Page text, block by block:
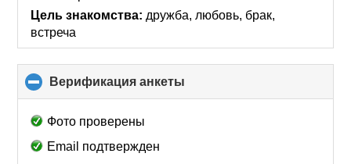
Цель знакомства: дружба, любовь, брак,
встреча
Верификация анкеты
to
Фото проверены
Email подтвержден